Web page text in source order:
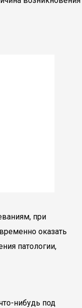
при
оказать
патологии,
нибудь под